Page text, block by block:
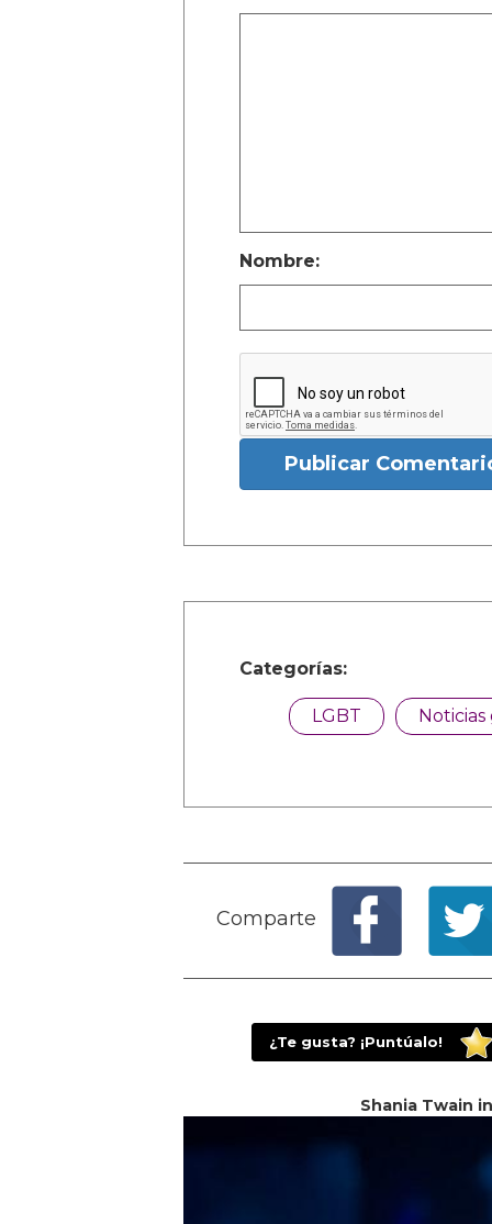
Nombre:
Publicar
Categorías:
LGBT Noticias
Comparte
¿Te gusta? ¡Puntúalo!
Shania Twain